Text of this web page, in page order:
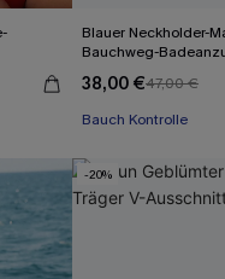
Blauer Neckholder-
Bauchweg-
38,00 €47,00 €
Bauch Kontrolle
-20%